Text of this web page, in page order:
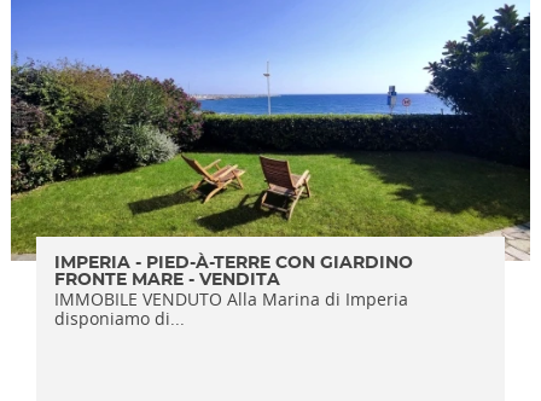
IMPERIA - PIED-À-TERRE CON GIARDINO
FRONTE MARE - VENDITA
IMMOBILE VENDUTO Alla Marina di Imperia
disponiamo di...